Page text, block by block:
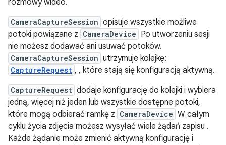
rozmowy wideo.
CameraCaptureSession opisuje wszystkie możliwe
potoki powiązane z CameraDevice Po utworzeniu sesji
nie możesz dodawać ani usuwać potoków.
CameraCaptureSession utrzymuje kolejkę:
CaptureRequest , , które stają się konfiguracją aktywną.
CaptureRequest dodaje konfigurację do kolejki i wybiera
jedną, więcej niż jeden lub wszystkie dostępne potoki,
które mogą odbierać ramkę z CameraDevice W całym
cyklu życia zdjęcia możesz wysyłać wiele żądań zapisu .
Każde żądanie może zmienić aktywną konfigurację i